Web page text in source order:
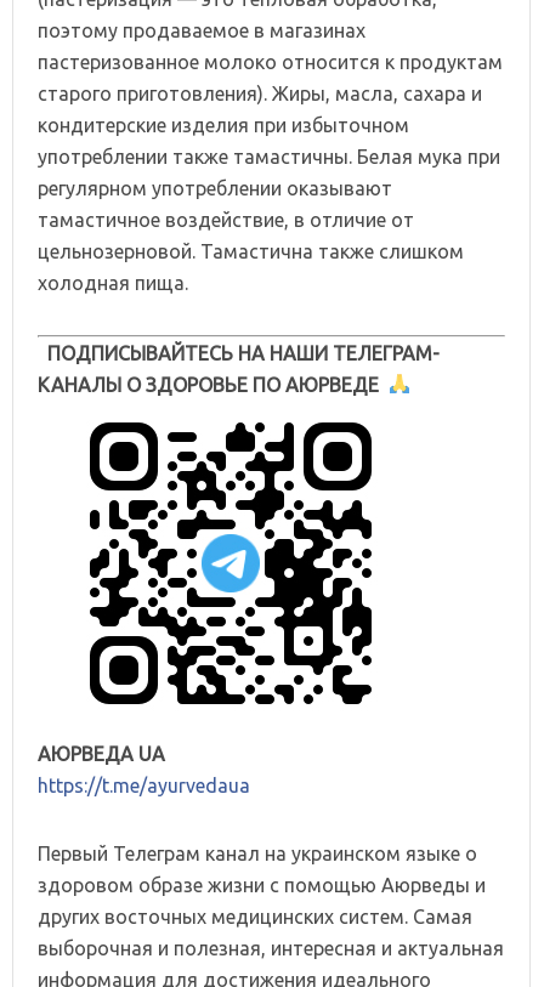
поэтому продаваемое в магазинах
пастеризованное молоко относится к продуктам
старого приготовления). Жиры, масла, сахара и
кондитерские изделия при избыточном
употреблении также тамастичны. Белая мука при
регулярном употреблении оказывают
тамастичное воздействие, в отличие от
цельнозерновой. Тамастична также слишком
холодная пища.
ПОДПИСЫВАЙТЕСЬ НА НАШИ ТЕЛЕГРАМ-
КАНАЛЫ О ЗДОРОВЬЕ ПО АЮРВЕДЕ
АЮРВЕДА UA
https://t.me/ayurvedaua
Первый Телеграм канал на украинском языке о
здоровом образе жизни с помощью Аюрведы и
других восточных медицинских систем. Самая
выборочная и полезная, интересная и актуальная
информация для достижения идеального